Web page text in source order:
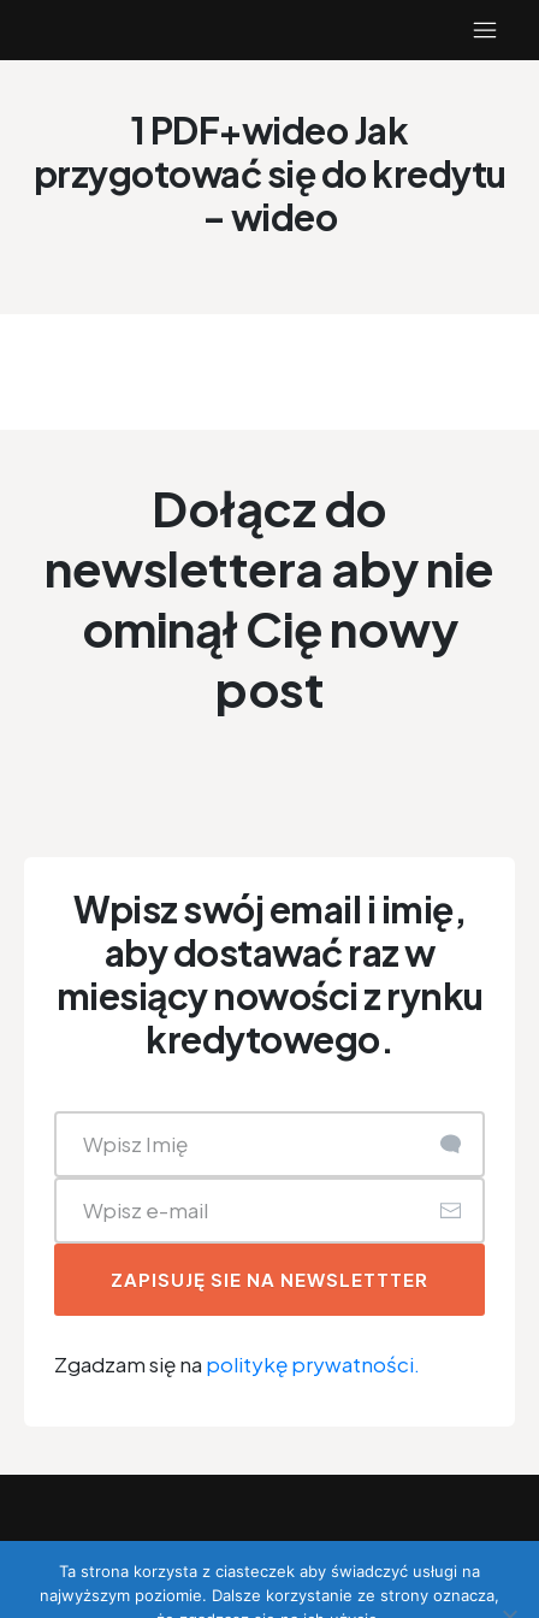
1 PDF+wideo Jak
przygotować się do kredytu
– wideo
Dołącz do
newslettera aby nie
ominął Cię nowy
post
Wpisz swój email i imię,
aby dostawać raz w
miesiący nowości z rynku
kredytowego.
ZAPISUJĘ SIE NA NEWSLETTTER
Zgadzam się na politykę prywatności.
Tech Innovations Finance sp. z o.o. Wszystkie
prawa zastrzeżone.
Ta strona korzysta z ciasteczek aby świadczyć usługi na
najwyższym poziomie. Dalsze korzystanie ze strony oznacza,